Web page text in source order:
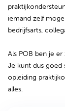
iemand zelf
bedrijfsarts,
Als POB ben je
Je kunt dus goed
opleiding
alles.